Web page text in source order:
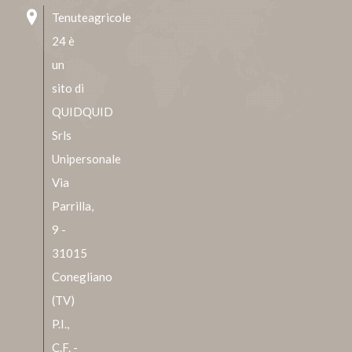
Tenuteagricole
24 è
un
sito di
QUIDQUID
Srls
Unipersonale
Via
Parrilla,
9 -
31015
Conegliano
(TV)
P.I.,
C.F. -